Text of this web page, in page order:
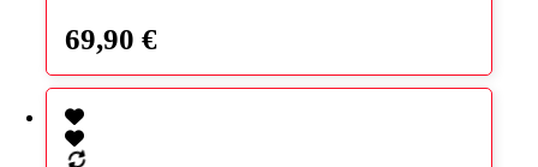
Les
options
peuvent
être
choisies
sur
la
69,90 €